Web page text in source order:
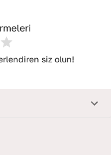
siz olun!